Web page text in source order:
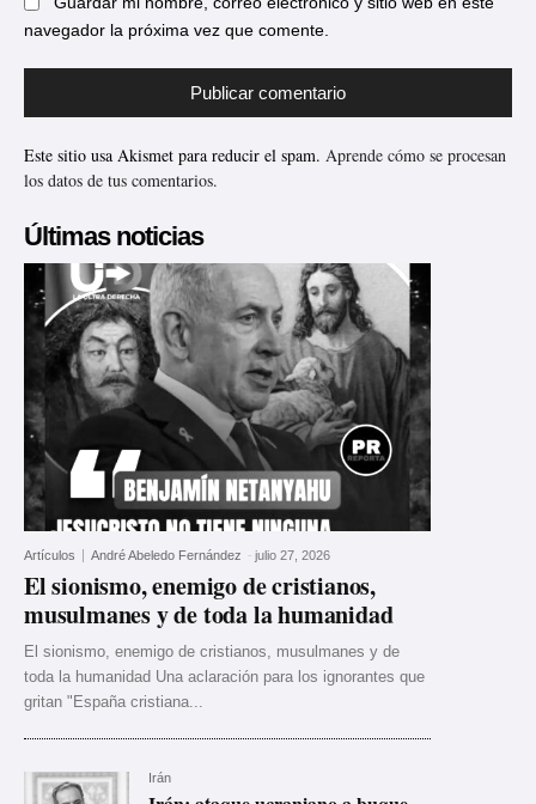
navegador la próxima vez que comente.
Este sitio usa Akismet para reducir el spam. Aprende cómo se procesan
los datos de tus comentarios.
Últimas noticias
Artículos André Abeledo Fernández - julio 27, 2026
El sionismo, enemigo de cristianos,
musulmanes y de toda la humanidad
El sionismo, enemigo de cristianos, musulmanes y de
toda la humanidad Una aclaración para los ignorantes que
gritan "España cristiana...
Irán